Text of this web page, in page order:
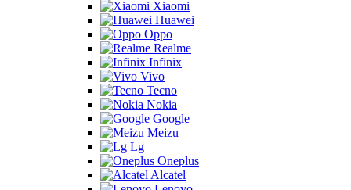
Xiaomi
Huawei
Oppo
Realme
Infinix
Vivo
Tecno
Nokia
Google
Meizu
Lg
Oneplus
Alcatel